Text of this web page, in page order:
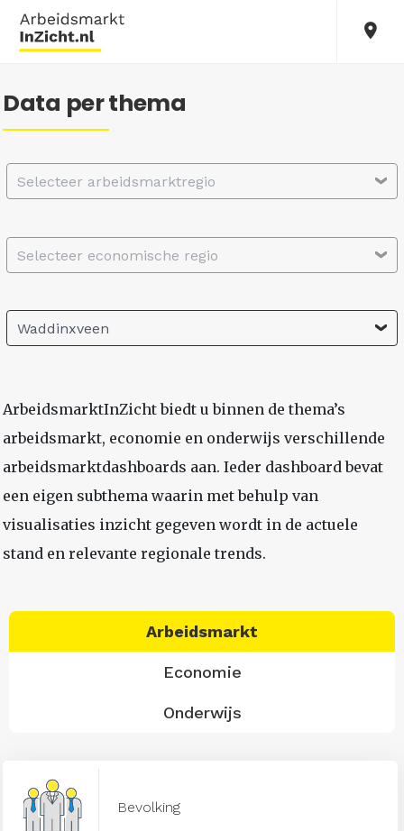
Data per thema
Selecteer arbeidsmarktregio
Selecteer economische regio
Waddinxveen
ArbeidsmarktInZicht biedt u binnen de thema’s
arbeidsmarkt, economie en onderwijs verschillende
arbeidsmarktdashboards aan. Ieder dashboard bevat
een eigen subthema waarin met behulp van
visualisaties inzicht gegeven wordt in de actuele
stand en relevante regionale trends.
Arbeidsmarkt
Economie
Onderwijs
Bevolking